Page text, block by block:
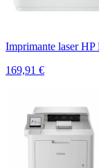
Imprimante laser
169,91 €